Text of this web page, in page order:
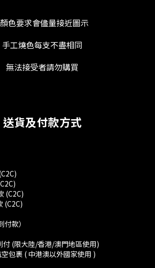
色要求會儘量接近圖示
手工燒色每支不盡相同
無法接受者請勿購買
送貨及付款方式
(C2C)
(C2C)
款）
付 (限大陸/香港/澳門地區使用)
包裹 ( 中港澳以外國家使用 )